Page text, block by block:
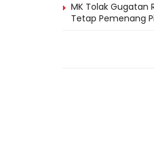
MK Tolak Gugatan
Tetap Pemenang